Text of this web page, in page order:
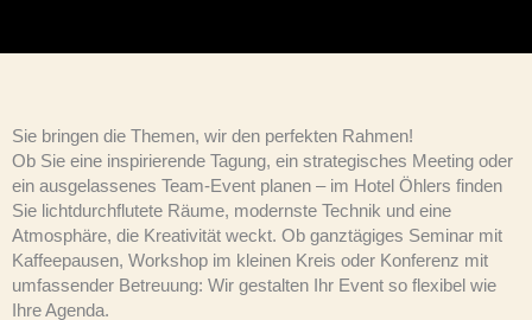
Sie bringen die Themen, wir den perfekten Rahmen!
Ob Sie eine inspirierende Tagung, ein strategisches Meeting oder
ein ausgelassenes Team-Event planen – im Hotel Öhlers finden
Sie lichtdurchflutete Räume, modernste Technik und eine
Atmosphäre, die Kreativität weckt. Ob ganztägiges Seminar mit
Kaffeepausen, Workshop im kleinen Kreis oder Konferenz mit
umfassender Betreuung: Wir gestalten Ihr Event so flexibel wie
Ihre Agenda.